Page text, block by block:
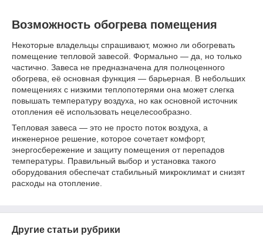
Возможность обогрева помещения
Некоторые владельцы спрашивают, можно ли обогревать
помещение тепловой завесой. Формально — да, но только
частично. Завеса не предназначена для полноценного
обогрева, её основная функция — барьерная. В небольших
помещениях с низкими теплопотерями она может слегка
повышать температуру воздуха, но как основной источник
отопления её использовать нецелесообразно.
Тепловая завеса — это не просто поток воздуха, а
инженерное решение, которое сочетает комфорт,
энергосбережение и защиту помещения от перепадов
температуры. Правильный выбор и установка такого
оборудования обеспечат стабильный микроклимат и снизят
расходы на отопление.
Другие статьи рубрики